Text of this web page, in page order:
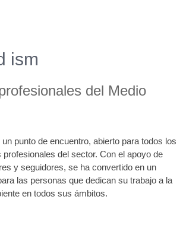
ism
del Medio
punto de encuentro, abierto para todos los
del sector. Con el apoyo de
y seguidores, se ha convertido en un
las personas que dedican su trabajo a la
en todos sus ámbitos.